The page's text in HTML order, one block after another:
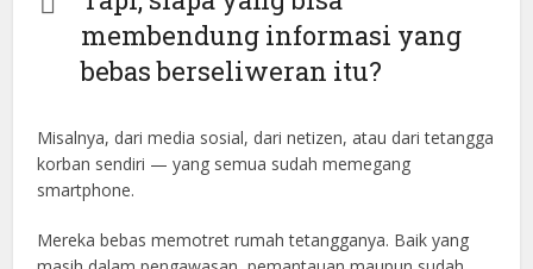
membendung informasi yang
bebas berseliweran itu?
Misalnya, dari media sosial, dari netizen, atau dari tetangga
korban sendiri — yang semua sudah memegang
smartphone.
Mereka bebas memotret rumah tetangganya. Baik yang